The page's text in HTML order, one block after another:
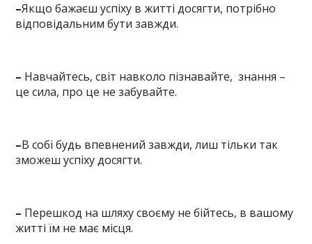
–Якщо бажаєш успіху в житті досягти, потрібно
відповідальним бути завжди.
– Навчайтесь, світ навколо пізнавайте, знання –
це сила, про це не забувайте.
–В собі будь впевнений завжди, лиш тільки так
зможеш успіху досягти.
– Перешкод на шляху своєму не бійтесь, в вашому
житті їм не має місця.